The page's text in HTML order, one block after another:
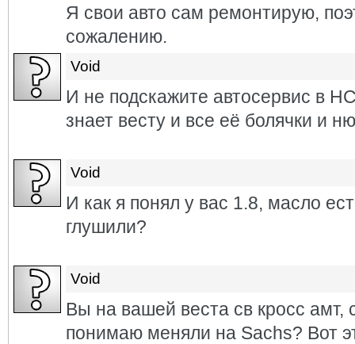
Я свои авто сам ремонтирую,
сожалению.
Void
И не подскажите автосервис в
знает весту и все её болячки и
Void
И как я понял у вас 1.8, масло
глушили?
Void
Вы на вашей веста св кросс амт,
понимаю меняли на Sachs? Вот